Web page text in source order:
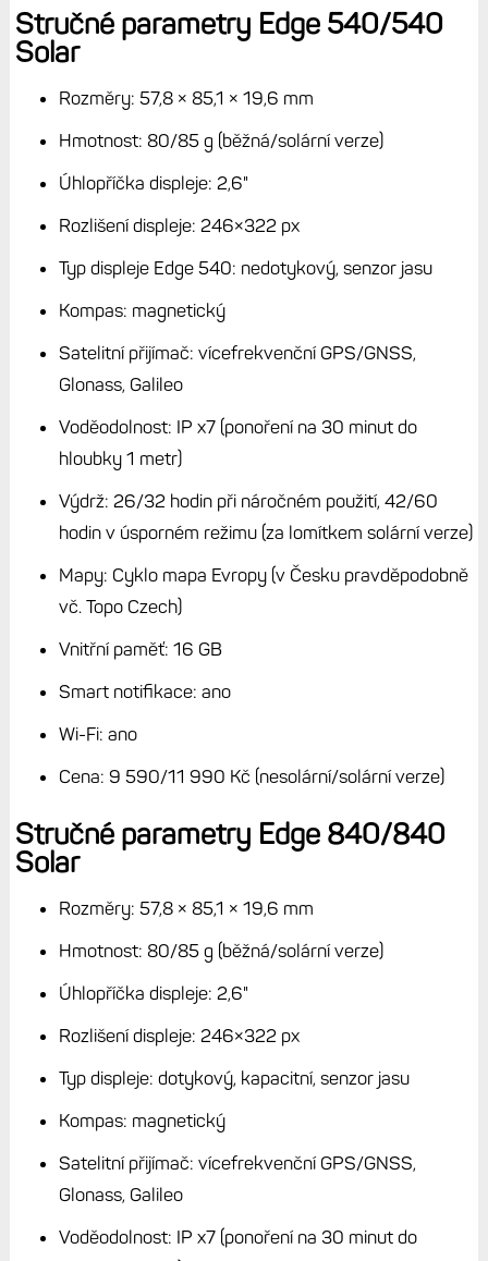
Stručné parametry Edge 540/540
Solar
Rozměry: 57,8 × 85,1 × 19,6 mm
Hmotnost: 80/85 g (běžná/solární verze)
Úhlopříčka displeje: 2,6"
Rozlišení displeje: 246×322 px
Typ displeje Edge 540: nedotykový, senzor jasu
Kompas: magnetický
Satelitní přijímač: vícefrekvenční GPS/GNSS,
Glonass, Galileo
Voděodolnost: IP x7 (ponoření na 30 minut do
hloubky 1 metr)
Výdrž: 26/32 hodin při náročném použití, 42/60
hodin v úsporném režimu (za lomítkem solární verze)
Mapy: Cyklo mapa Evropy (v Česku pravděpodobně
vč. Topo Czech)
Vnitřní paměť: 16 GB
Smart notifikace: ano
Wi-Fi: ano
Cena: 9 590/11 990 Kč (nesolární/solární verze)
Stručné parametry Edge 840/840
Solar
Rozměry: 57,8 × 85,1 × 19,6 mm
Hmotnost: 80/85 g (běžná/solární verze)
Úhlopříčka displeje: 2,6"
Rozlišení displeje: 246×322 px
Typ displeje: dotykový, kapacitní, senzor jasu
Kompas: magnetický
Satelitní přijímač: vícefrekvenční GPS/GNSS,
Glonass, Galileo
Voděodolnost: IP x7 (ponoření na 30 minut do